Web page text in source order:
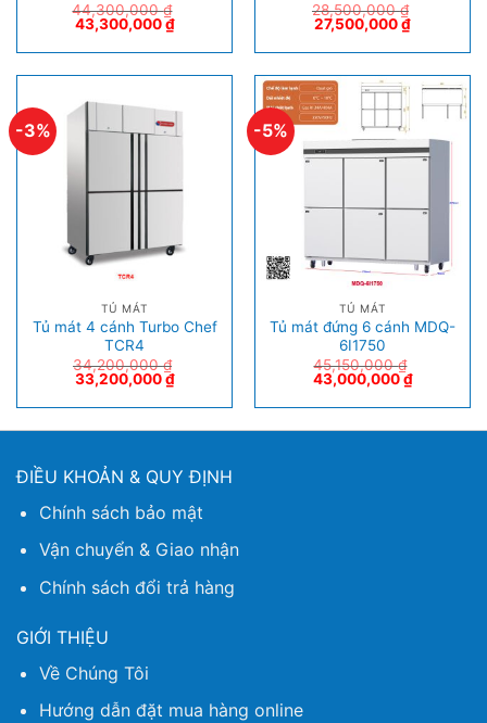
44,300,000₫
43,300,000₫
28,500,000₫
27,500,000₫
-3%
TỦ MÁT
Tủ mát 4 cánh Turbo Chef
TCR4
34,200,000₫
33,200,000₫
-5%
TỦ MÁT
Tủ mát đứng 6 cánh MDQ-
6I1750
45,150,000₫
43,000,000₫
ĐIỀU KHOẢN & QUY ĐỊNH
Chính sách bảo mật
Vận chuyển & Giao nhận
Chính sách đổi trả hàng
GIỚI THIỆU
Về Chúng Tôi
Hướng dẫn đặt mua hàng online